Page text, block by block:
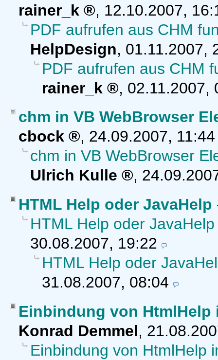
rainer_k
, 12.10.2007,
PDF aufrufen aus CHM
HelpDesign, 01.11.2007,
PDF aufrufen aus CHM
rainer_k
, 02.11.2007,
chm in VB WebBrowser
cbock
, 24.09.2007,
chm in VB WebBrowser
Ulrich Kulle
,
HTML Help oder JavaHelp
HTML Help oder JavaHelp
30.08.2007, 19:22
HTML Help oder
31.08.2007, 08:04
Einbindung von HtmlHelp
Konrad Demmel,
Einbindung von HtmlHelp